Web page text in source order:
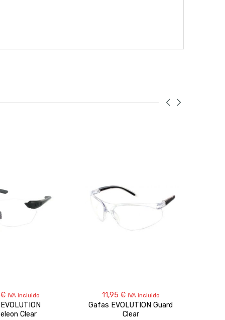
€ IVA incluido
Clear
11,95 € IVA incluido
Gafas EVOLUTION Guard
Clear